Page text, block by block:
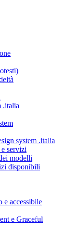
.italia
system .italia
servizi
modelli
disponibili
e accessibile
e Graceful